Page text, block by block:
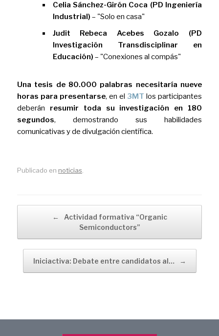
Celia Sánchez-Girón Coca (PD Ingeniería
Industrial) – "Solo en casa"
Judit Rebeca Acebes Gozalo (PD
Investigación Transdisciplinar en
Educación) – "Conexiones al compás"
Una tesis de 80.000 palabras necesitaría nueve
horas para presentarse, en el 3MT los participantes
deberán resumir toda su investigación en 180
segundos, demostrando sus habilidades
comunicativas y de divulgación científica.
Publicado en noticias.
←
Actividad formativa “Organic
Semiconductors”
Iniciactiva: Debate entre candidatos al… →